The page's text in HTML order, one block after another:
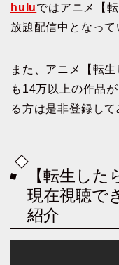
huluではアニメ【
放題配信中となって
また、アニメ【転
も14万以上の作品
る方は是非登録して
【転生し
現在視聴で
紹介